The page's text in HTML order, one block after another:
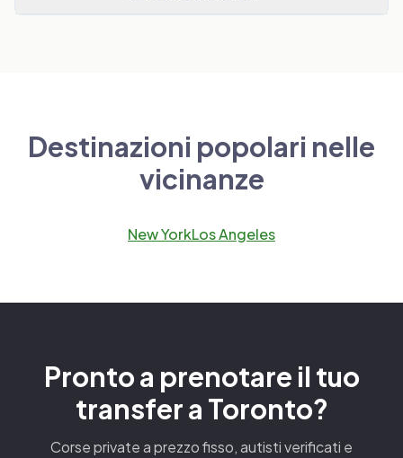
Destinazioni popolari nelle
vicinanze
New YorkLos Angeles
Pronto a prenotare il tuo
transfer a Toronto?
Corse private a prezzo fisso, autisti verificati e